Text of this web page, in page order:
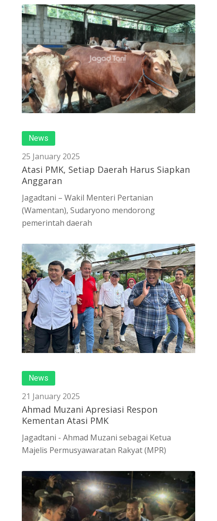
News
25 January 2025
Atasi PMK, Setiap Daerah Harus Siapkan
Anggaran
Jagadtani – Wakil Menteri Pertanian
(Wamentan), Sudaryono mendorong
pemerintah daerah
News
21 January 2025
Ahmad Muzani Apresiasi Respon
Kementan Atasi PMK
Jagadtani - Ahmad Muzani sebagai Ketua
Majelis Permusyawaratan Rakyat (MPR)